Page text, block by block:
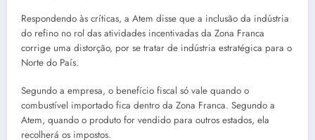
Respondendo às críticas, a Atem disse que a inclusão da indústria
do refino no rol das atividades incentivadas da Zona Franca
corrige uma distorção, por se tratar de indústria estratégica para o
Norte do País.
Segundo a empresa, o benefício fiscal só vale quando o
combustível importado fica dentro da Zona Franca. Segundo a
Atem, quando o produto for vendido para outros estados, ela
recolherá os impostos.